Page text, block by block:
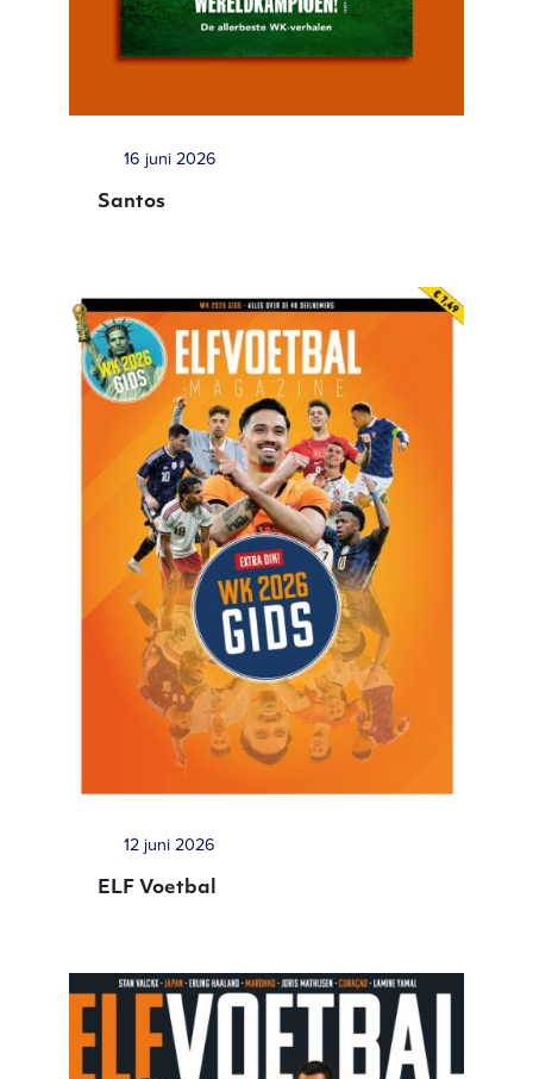
16 juni 2026
Santos
12 juni 2026
ELF Voetbal